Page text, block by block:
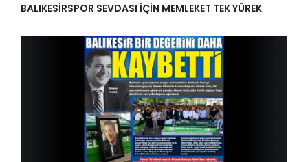
BALIKESİRSPOR SEVDASI İÇİN MEMLEKET TEK YÜREK